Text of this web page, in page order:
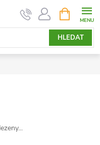
HLEDAT
NÁKUPNÍ
KOŠÍK